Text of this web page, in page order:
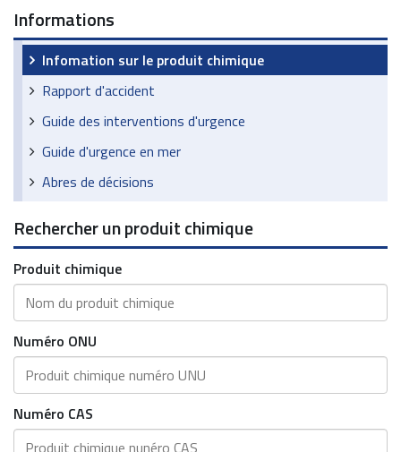
Informations
Infomation sur le produit chimique
Rapport d'accident
Guide des interventions d'urgence
Guide d'urgence en mer
Abres de décisions
Rechercher un produit chimique
Produit chimique
Numéro ONU
Numéro CAS